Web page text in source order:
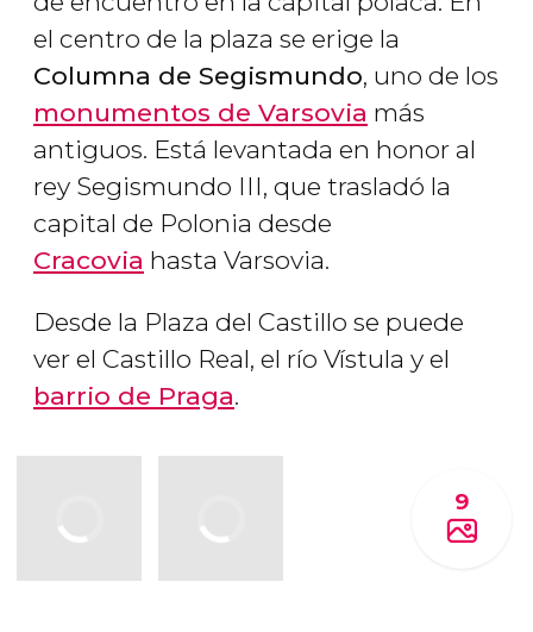
el centro de la plaza se erige la
Columna de Segismundo, uno de los
monumentos de Varsovia más
antiguos. Está levantada en honor al
rey Segismundo III, que trasladó la
capital de Polonia desde
Cracovia hasta Varsovia.
Desde la Plaza del Castillo se puede
ver el Castillo Real, el río Vístula y el
barrio de Praga.
9